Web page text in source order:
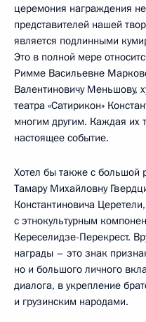
церемония награждения
представителей нашей
является подлинными
Это в полной мере
Римме Васильевне
Валентиновичу Меньшову,
театра «Сатирикон»
многим другим. Каждая их
настоящее событие.
Хотел бы также с большой
Тамару Михайловну
Константиновича
с этнокультурным
Кереселидзе-Перекрест.
награды – это знак
но и большого личного
диалога, в укрепление
и грузинским народами.